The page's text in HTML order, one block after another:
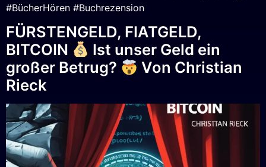
#BücherHören #Buchrezension
FÜRSTENGELD, FIATGELD,
BITCOIN
Ist unser Geld ein
großer Betrug?
Von Christian
Rieck